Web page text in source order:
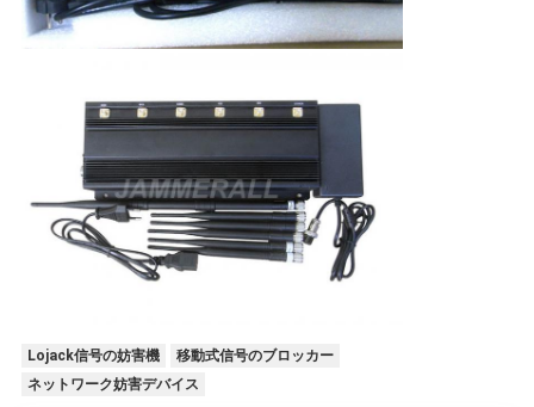
Lojack信号の妨害機
移動式信号のブロッカー
ネットワーク妨害デバイス